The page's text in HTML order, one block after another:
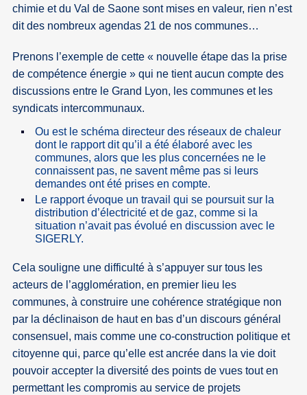
chimie et du Val de Saone sont mises en valeur, rien n’est
dit des nombreux agendas 21 de nos communes…
Prenons l’exemple de cette « nouvelle étape das la prise
de compétence énergie » qui ne tient aucun compte des
discussions entre le Grand Lyon, les communes et les
syndicats intercommunaux.
Ou est le schéma directeur des réseaux de chaleur
dont le rapport dit qu’il a été élaboré avec les
communes, alors que les plus concernées ne le
connaissent pas, ne savent même pas si leurs
demandes ont été prises en compte.
Le rapport évoque un travail qui se poursuit sur la
distribution d’électricité et de gaz, comme si la
situation n’avait pas évolué en discussion avec le
SIGERLY.
Cela souligne une difficulté à s’appuyer sur tous les
acteurs de l’agglomération, en premier lieu les
communes, à construire une cohérence stratégique non
par la déclinaison de haut en bas d’un discours général
consensuel, mais comme une co-construction politique et
citoyenne qui, parce qu’elle est ancrée dans la vie doit
pouvoir accepter la diversité des points de vues tout en
permettant les compromis au service de projets